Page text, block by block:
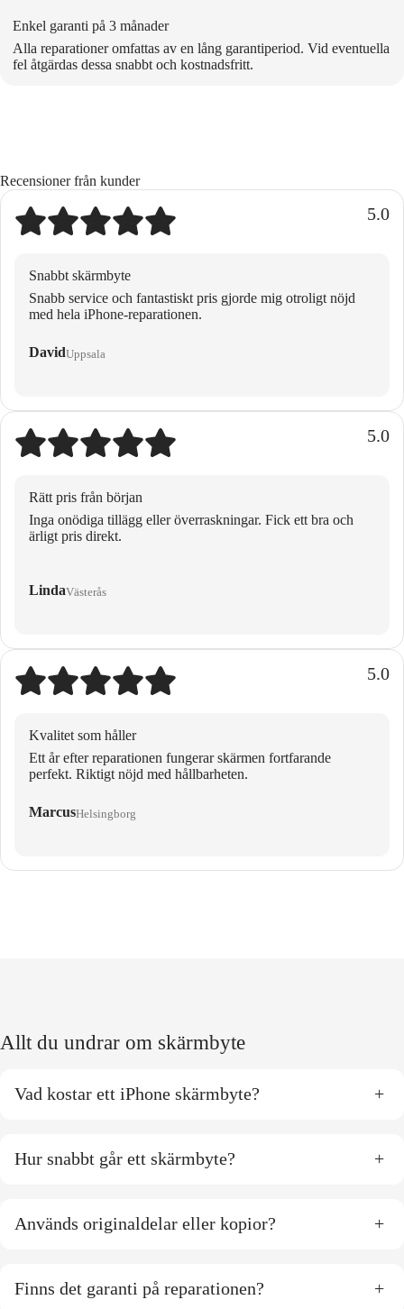
Enkel garanti på 3 månader
Alla reparationer omfattas av en lång garantiperiod. Vid eventuella
fel åtgärdas dessa snabbt och kostnadsfritt.
Recensioner från kunder
5.0
Snabbt skärmbyte
Snabb service och fantastiskt pris gjorde mig otroligt nöjd
med hela iPhone-reparationen.
DavidUppsala
5.0
Rätt pris från början
Inga onödiga tillägg eller överraskningar. Fick ett bra och
ärligt pris direkt.
LindaVästerås
5.0
Kvalitet som håller
Ett år efter reparationen fungerar skärmen fortfarande
perfekt. Riktigt nöjd med hållbarheten.
MarcusHelsingborg
Allt du undrar om skärmbyte
Vad kostar ett iPhone skärmbyte? +
Hur snabbt går ett skärmbyte? +
Används originaldelar eller kopior? +
Finns det garanti på reparationen? +